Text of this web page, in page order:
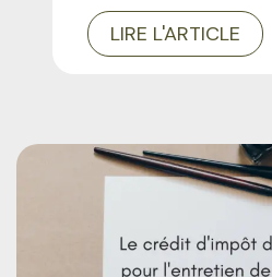
LIRE L'ARTICLE